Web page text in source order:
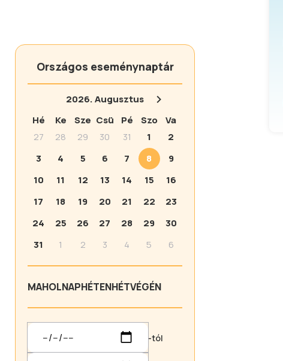
Országos eseménynaptár
2026.Augusztus
Hé
Ke Sze Csü Pé Szo
Va
27
28 29 30 31 1
2
3
4 5 6 7 8
9
10
11 12 13 14 15
16
17
18 19 20 21 22
23
24
25 26 27 28 29
30
31
1 2 3 4 5 6
MAHOLNAPHÉTENHÉTVÉGÉN
-tól